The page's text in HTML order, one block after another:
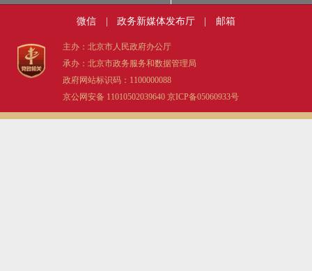
微信 政务新媒体发布厅 邮箱
主办：北京市人民政府办公厅
承办：北京市政务服务和数据管理局
政府网站标识码：1100000088
京公网安备 11010502039640 京ICP备05060933号